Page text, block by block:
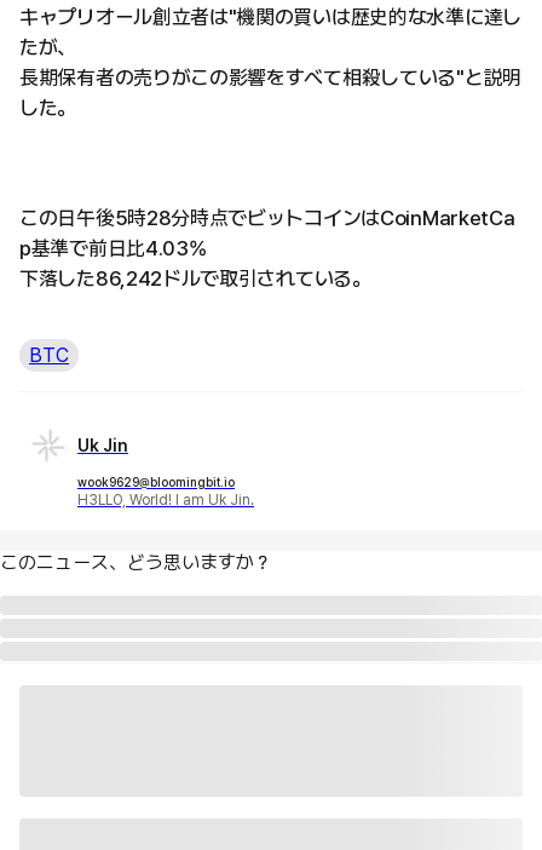
キャプリオール創立者は"機関の買いは歴史的な水準に達し
たが、
長期保有者の売りがこの影響をすべて相殺している"と説明
した。
この日午後5時28分時点でビットコインはCoinMarketCa
p基準で前日比4.03%
下落した86,242ドルで取引されている。
BTC
Uk Jin
wook9629@bloomingbit.io
H3LLO, World! I am Uk Jin.
このニュース、どう思いますか？